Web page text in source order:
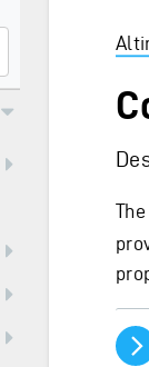
versjoner og